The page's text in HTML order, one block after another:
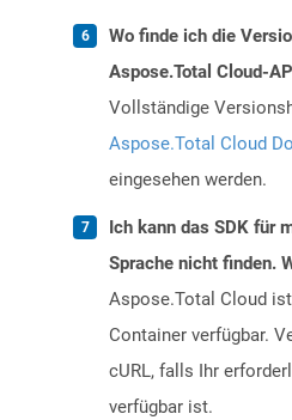
Wo finde ich die
Aspose.Total Cloud-
Vollständige
Aspose.Total Cloud
eingesehen werden.
Ich kann das SDK für
Sprache nicht finden.
Aspose.Total Cloud
Container verfügbar.
cURL, falls Ihr
verfügbar ist.